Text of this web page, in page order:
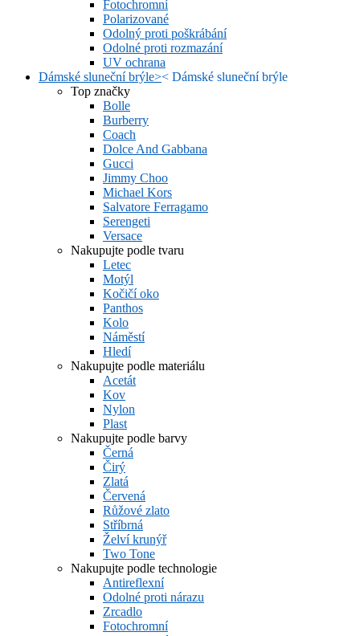
Fotochromní
Polarizované
Odolný proti poškrábání
Odolné proti rozmazání
UV ochrana
Dámské sluneční brýle>< Dámské sluneční brýle
Top značky
Bolle
Burberry
Coach
Dolce And Gabbana
Gucci
Jimmy Choo
Michael Kors
Salvatore Ferragamo
Serengeti
Versace
Nakupujte podle tvaru
Letec
Motýl
Kočičí oko
Panthos
Kolo
Náměstí
Hledí
Nakupujte podle materiálu
Acetát
Kov
Nylon
Plast
Nakupujte podle barvy
Černá
Čirý
Zlatá
Červená
Růžové zlato
Stříbrná
Želví krunýř
Two Tone
Nakupujte podle technologie
Antireflexní
Odolné proti nárazu
Zrcadlo
Fotochromní